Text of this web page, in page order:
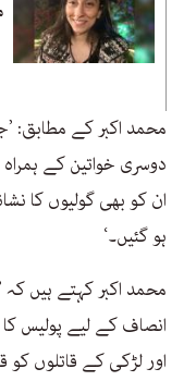
محمد اکبر کے مطابق:
دوسری خواتین کے ہمراہ
ان کو بھی گولیوں کا
ہو گئیں۔‘
محمد اکبر کہتے ہیں کہ
انصاف کے لیے پولیس کا
اور لڑکی کے قاتلوں کو